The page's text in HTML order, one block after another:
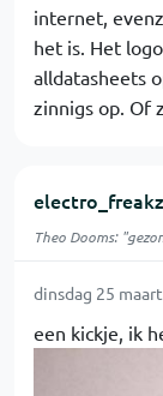
internet,
het is. Het
alldatasheets
zinnigs op. Of
electro_freakz
Theo Dooms:
dinsdag 25
een kickje, ik